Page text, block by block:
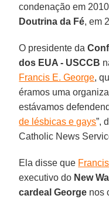
condenação em
Doutrina da Fé, em
O presidente da
dos EUA - USCCB
Francis E. George,
éramos uma
estávamos
de lésbicas e gays”,
Catholic News
Ela disse que
executivo do New
cardeal George nos